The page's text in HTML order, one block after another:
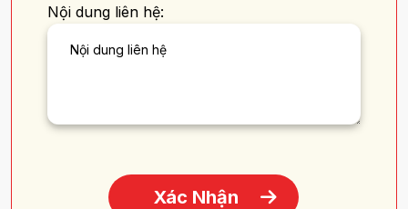
Nội dung liên hệ:
Xác Nhận